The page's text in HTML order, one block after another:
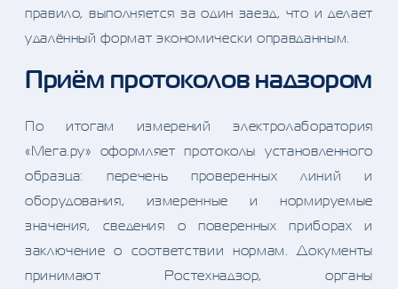
правило, выполняется за один заезд, что и делает
удалённый формат экономически оправданным.
Приём протоколов надзором
По итогам измерений электролаборатория
«Мега.ру» оформляет протоколы установленного
образца: перечень проверенных линий и
оборудования, измеренные и нормируемые
значения, сведения о поверенных приборах и
заключение о соответствии нормам. Документы
принимают Ростехнадзор, органы